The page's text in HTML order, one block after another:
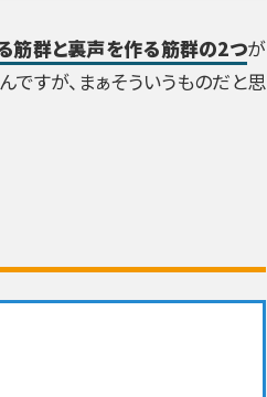
筋群と裏声を作る筋群の2つが
ですが、まぁそういうものだと思